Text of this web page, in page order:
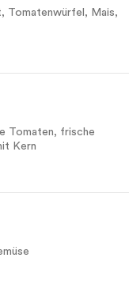
Tomatenwürfel, Mais,
Tomaten, frische
Kern